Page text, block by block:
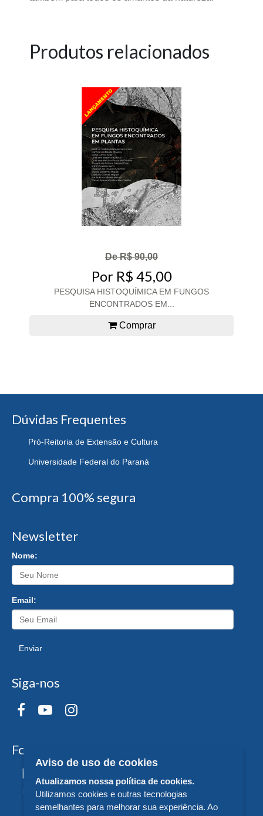
Produtos relacionados
De R$ 90,00
Por R$ 45,00
PESQUISA HISTOQUÍMICA EM FUNGOS
ENCONTRADOS EM...
Comprar
Dúvidas Frequentes
Pró-Reitoria de Extensão e Cultura
Universidade Federal do Paraná
Compra 100% segura
Newsletter
Nome:
Email:
Enviar
Siga-nos
Formas de Pagamento
Aviso de uso de cookies
Atualizamos nossa política de cookies.
Utilizamos cookies e outras tecnologias
semelhantes para melhorar sua experiência. Ao